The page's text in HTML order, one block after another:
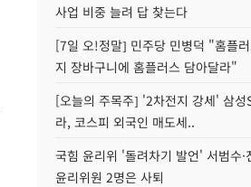
사업 비중 늘려 답 찾는다
[7일 오!정말] 민주당 민병덕 "홈플
지 장바구니에 홈플러스 담아달라"
[오늘의 주목주] '2차전지 강세' 삼
라, 코스피 외국인 매도세..
국힘 윤리위 '돌려차기 발언' 서범수·
윤리위원 2명은 사퇴